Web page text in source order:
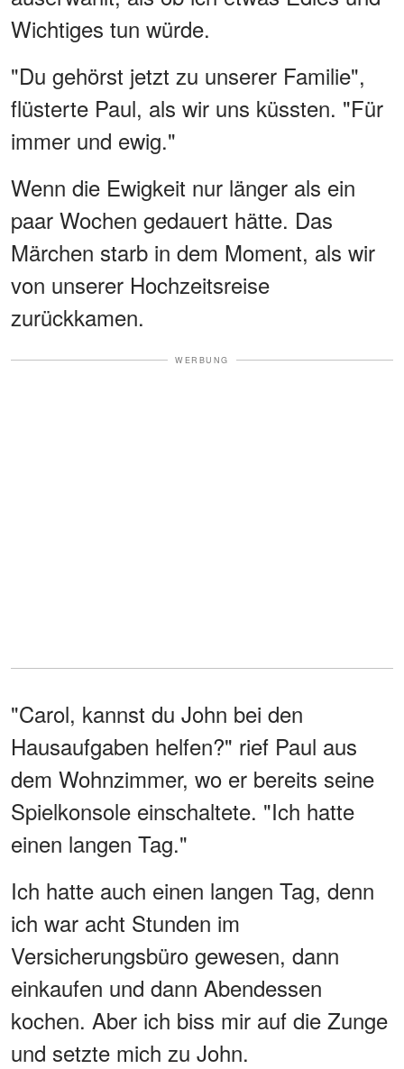
Wichtiges tun würde.
"Du gehörst jetzt zu unserer Familie",
flüsterte Paul, als wir uns küssten. "Für
immer und ewig."
Wenn die Ewigkeit nur länger als ein
paar Wochen gedauert hätte. Das
Märchen starb in dem Moment, als wir
von unserer Hochzeitsreise
zurückkamen.
WERBUNG
"Carol, kannst du John bei den
Hausaufgaben helfen?" rief Paul aus
dem Wohnzimmer, wo er bereits seine
Spielkonsole einschaltete. "Ich hatte
einen langen Tag."
Ich hatte auch einen langen Tag, denn
ich war acht Stunden im
Versicherungsbüro gewesen, dann
einkaufen und dann Abendessen
kochen. Aber ich biss mir auf die Zunge
und setzte mich zu John.